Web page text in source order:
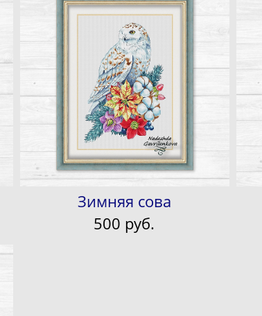
Зимняя сова
500 pуб.